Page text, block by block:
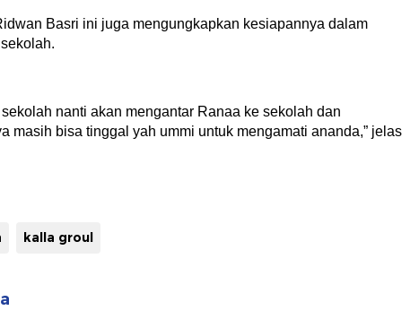
Basri ini juga mengungkapkan kesiapannya dalam
nanti akan mengantar Ranaa ke sekolah dan
masih bisa tinggal yah ummi untuk mengamati ananda,” jelas
kalla groul